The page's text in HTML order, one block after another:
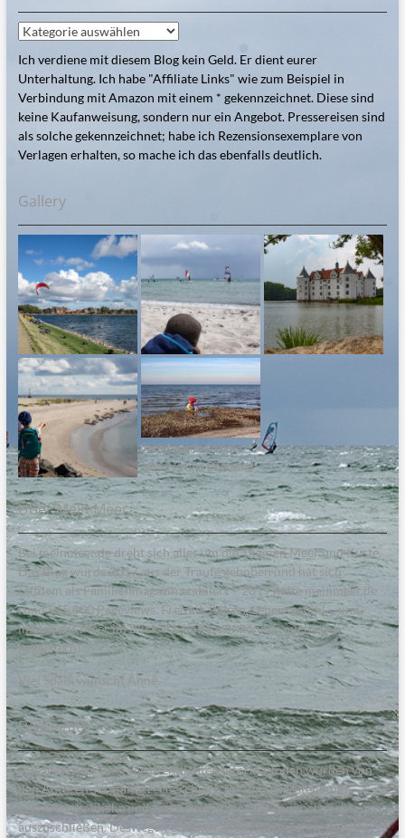
Kategorien
Ich verdiene mit diesem Blog kein Geld. Er dient eurer
Unterhaltung. Ich habe "Affiliate Links" wie zum Beispiel in
Verbindung mit Amazon mit einem * gekennzeichnet. Diese sind
keine Kaufanweisung, sondern nur ein Angebot. Pressereisen sind
als solche gekennzeichnet; habe ich Rezensionsexemplare von
Verlagen erhalten, so mache ich das ebenfalls deutlich.
Gallery
Steinesammeln am
Naturstrand Bottsand
Über Mein:Meer
Bei meinmeer.de dreht sich alles um die Themen Meer und Küste.
Das Blog wurde 2017 aus der Traufe gehoben und hat sich
seitdem als Familienmagazin etabliert – 2019 hatte meinmeer.de
rund 545.000 Pageviews. Freizeit, Reisen, Lebensgefühl – und
immer das Meer im Blick. Ich hoffe, wir können auch euch
begeistern!
Viel Spaß, wünscht Anne.
Disclaimer
Alle in diesem Blog veröffentlichten Informationen wurden von
den Autoren sorgfältig recherchiert, zusammengestellt und
geprüft. Inhaltliche und sachliche Fehler sind dennoch nicht
auszuschließen. Deswegen erfolgen alle Angaben ohne Gewähr